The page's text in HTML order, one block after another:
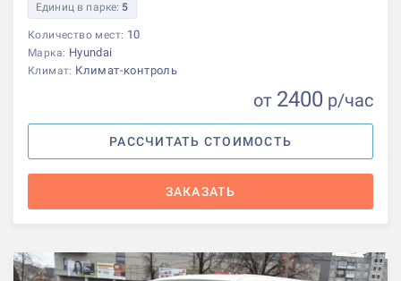
Единиц в парке: 5
Количество мест: 10
Марка: Hyundai
Климат: Климат-контроль
от 2400 р/час
РАССЧИТАТЬ СТОИМОСТЬ
ЗАКАЗАТЬ